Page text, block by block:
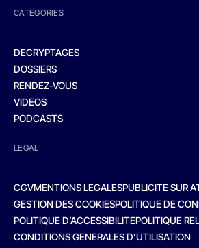
CATEGORIES
DECRYPTAGES
DOSSIERS
RENDEZ-VOUS
VIDEOS
PODCASTS
LEGAL
CGVMENTIONS LEGALESPUBLICITE SUR
GESTION DES COOKIESPOLITIQUE DE
POLITIQUE D’ACCESSIBILITEPOLITIQUE
CONDITIONS GENERALES D’UTILISATION